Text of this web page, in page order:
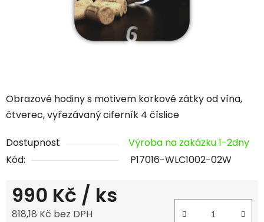
Obrazové hodiny s motivem korkové zátky od vína,
čtverec, vyřezávaný ciferník 4 číslice
Dostupnost
Výroba na zakázku 1-2dny
Kód:
P17016-WLC1002-02W
990 Kč / ks
818,18 Kč bez DPH